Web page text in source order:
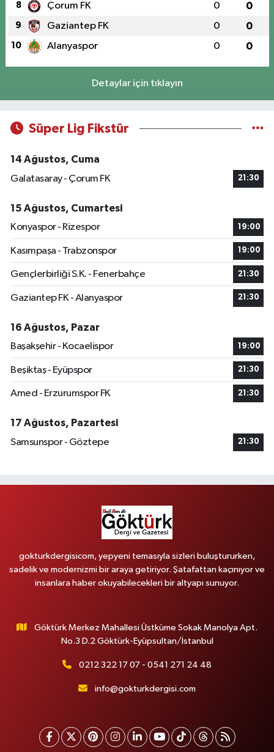
8 Çorum FK 0 0
9 Gaziantep FK 0 0
10 Alanyaspor 0 0
Detaylar için tıklayın
Süper Lig Fikstür
14 Ağustos, Cuma
Galatasaray - Çorum FK
21:30
15 Ağustos, Cumartesi
Konyaspor - Rizespor
19:00
Kasımpaşa - Trabzonspor 19:00
Gençlerbirliği S.K. - Fenerbahçe 21:30
Gaziantep FK - Alanyaspor 21:30
16 Ağustos, Pazar
Başakşehir - Kocaelispor
19:00
Beşiktaş - Eyüpspor 21:30
Amed - Erzurumspor FK 21:30
17 Ağustos, Pazartesi
Samsunspor - Göztepe
21:30
gokturkdergisicom, yepyeni temasıyla sizleri buluştururken,
sadelik ve modernizmi bir araya getiriyor. Şatafattan kaçınıyor ve
insanlara haber okuyabilecekleri bir altyapı sunuyor.
Göktürk Merkez Mahallesi Üstküme Sokak Manolya Apt.
No.3 D.2 Göktürk-Eyüpsultan/İstanbul
0212 322 17 07 - 0541 271 24 48
info@gokturkdergisi.com